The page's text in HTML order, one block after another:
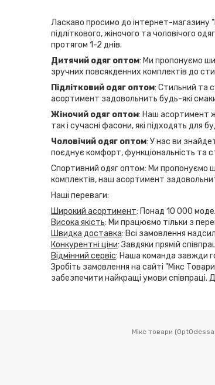
Ласкаво просимо до інтернет-магазину
підліткового, жіночого та чоловічого
протягом 1-2 днів.
Дитячий одяг оптом: Ми пропонуємо
зручних повсякденних комплектів до
Підлітковий одяг оптом: Стильний та
асортимент задовольнить будь-які
Жіночий одяг оптом: Наш асортимент
так і сучасні фасони, які підходять для
Чоловічий одяг оптом: У нас ви
поєднує комфорт, функціональність та
Спортивний одяг оптом: Ми пропонуємо
комплектів, наш асортимент
Наші переваги:
Широкий асортимент: Понад 10 000
Висока якість: Ми працюємо тільки з
Швидка доставка: Всі замовлення
Конкурентні ціни: Завдяки прямій
Відмінний сервіс: Наша команда завжди
Зробіть замовлення на сайті "Мікс
забезпечити найкращі умови співпраці.